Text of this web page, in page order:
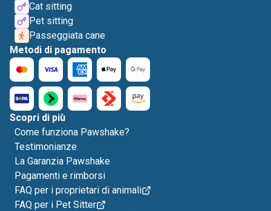
Cat sitting
Pet sitting
Passeggiata cane
Metodi di pagamento
Scopri di più
Come funziona Pawshake?
Testimonianze
La Garanzia Pawshake
Pagamenti e rimborsi
FAQ per i proprietari di animali
FAQ per i Pet Sitter